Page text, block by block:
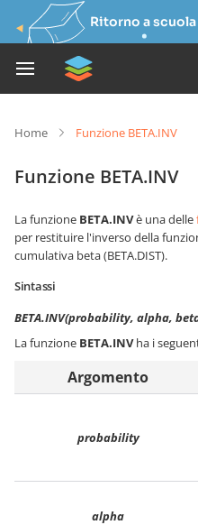
Ritorno a scuola
Home Funzione BETA.INV
Funzione BETA.INV
La funzione BETA.INVè una delle
per restituire l'inverso della
cumulativa beta (BETA.DIST).
Sintassi
BETA.INV(probability, alpha,
La funzione BETA.INVha i
Argomento
probability
alpha